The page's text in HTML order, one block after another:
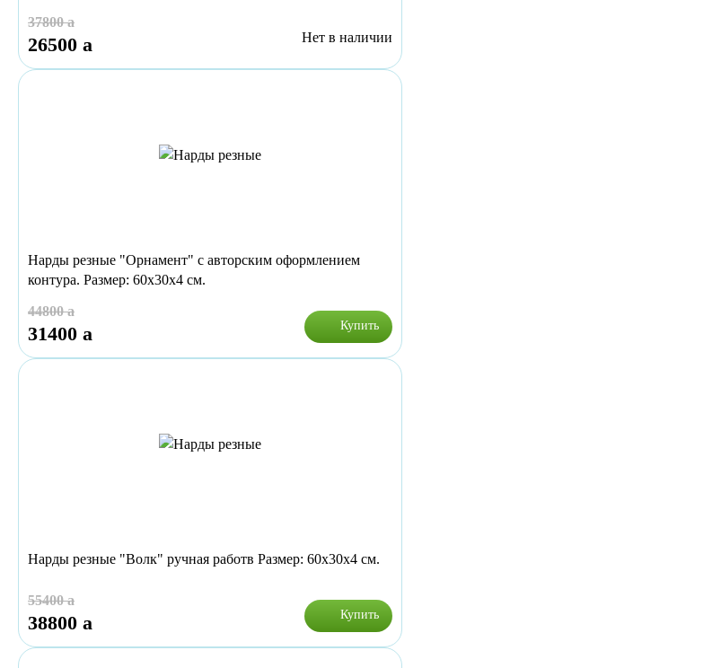
37800a
26500 a Нет в наличии
Нарды резные "Орнамент" с авторским оформлением
контура. Размер: 60х30х4 см.
44800a
31400 a Купить
Нарды резные "Волк" ручная работв Размер: 60х30х4 см.
55400a
38800 a Купить